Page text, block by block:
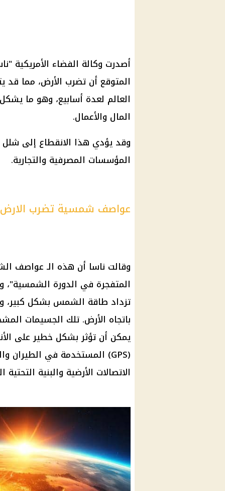
أصدرت وكالة الفضاء الأمريكية "
المتوقع أن تضرب الأرض، مما
العالم لعدة أسابيع، وهو ما
المال والأعمال.
وقد يؤدي هذا الانقطاع إلى شلل
المؤسسات المصرفية والتجارية.
عواصف شمسية تضرب الارض
وقالت ناسا أن هذه الـ عواصف
تزداد طاقة الشمس بشكل
باتجاه الأرض. تلك الجسيمات
يمكن أن تؤثر بشكل خطير على
(GPS) المستخدمة في الطيران والملاحة البحرية، وقد تتسبب في تعطيل شبكات
الاتصالات الأرضية والبنية